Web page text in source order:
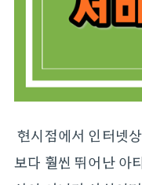
현시점에서 인터넷
보다 훨씬 뛰어난 아